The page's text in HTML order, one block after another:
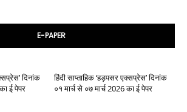
E-PAPER
दिनांक
ई पेपर
हिंदी साप्ताहिक ‘हड़पसर एक्सप्रेस’ दिनांक
०१ मार्च से ०७ मार्च 2026 का ई पेपर